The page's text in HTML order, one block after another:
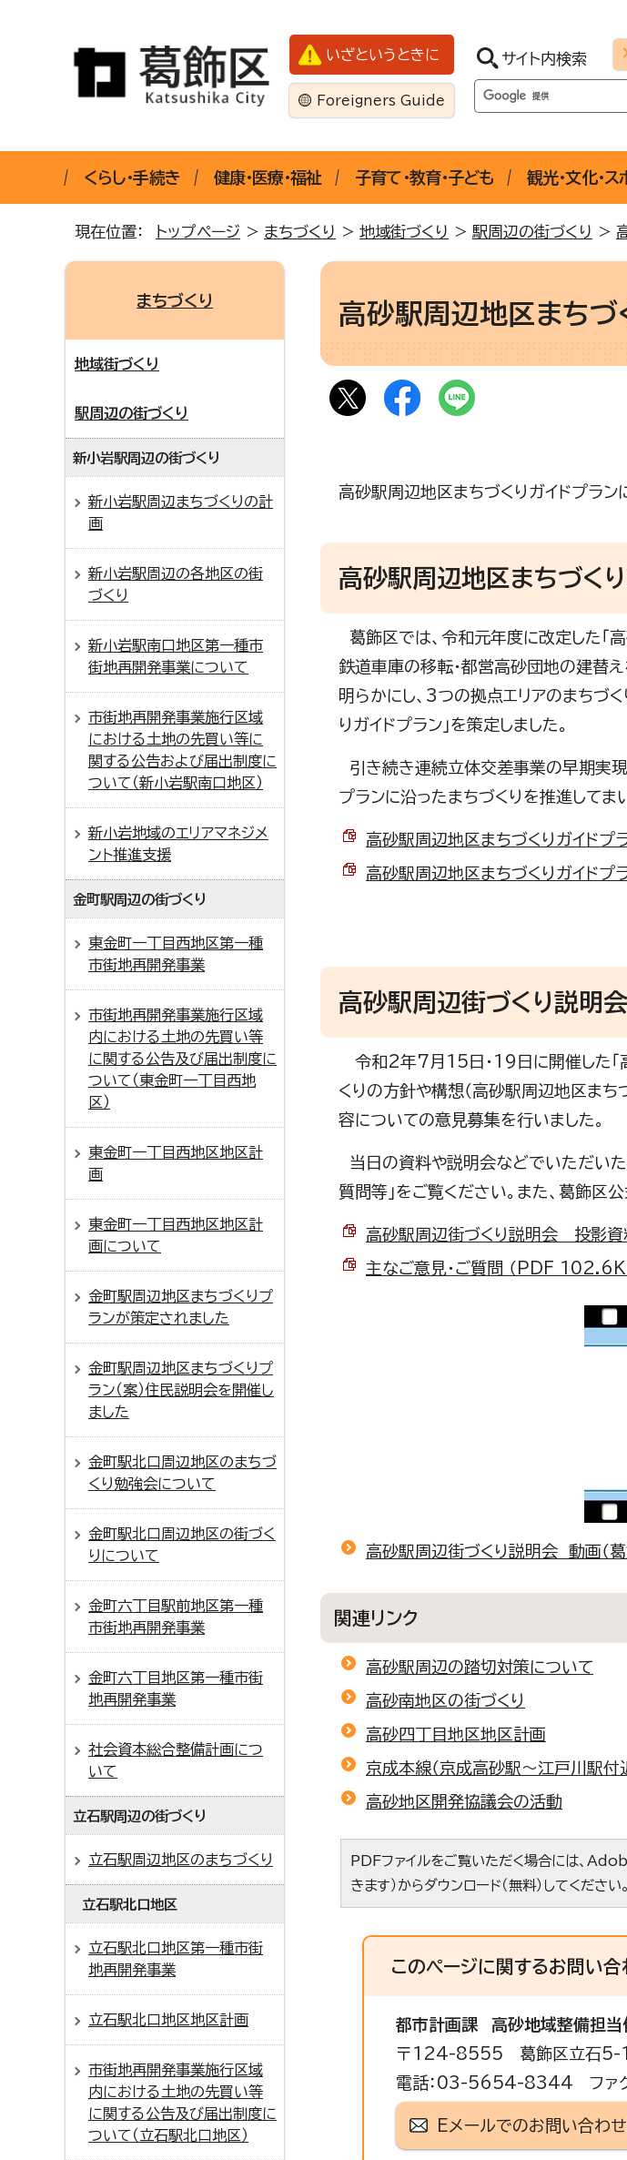
いざというときに
Foreigners Guide
サイト内検索
くらし・手続き 健康・医療・福祉 子育て・教育・子ども 観光・文化・ス
現在位置： トップページ > まちづくり > 地域街づくり > 駅周辺の街づくり >
高砂駅周辺地区まちづ
高砂駅周辺地区まちづくりガイドプラン
高砂駅周辺地区まちづく
葛飾区では、令和元年度に改定した「
鉄道車庫の移転・都営高砂団地の建替
明らかにし、3つの拠点エリアのまちづ
りガイドプラン」を策定しました。
引き続き連続立体交差事業の早期実現
プランに沿ったまちづくりを推進してま
高砂駅周辺地区まちづくりガイドプ
高砂駅周辺地区まちづくりガイドプ
高砂駅周辺街づくり説明会
令和2年7月15日・19日に開催した「
くりの方針や構想（高砂駅周辺地区まち
容についての意見募集を行いました。
当日の資料や説明会などでいただいた
質問等」をご覧ください。また、葛飾
高砂駅周辺街づくり説明会 投影資
主なご意見・ご質問 （PDF
高砂駅周辺街づくり説明会 動画（
関連リンク
高砂駅周辺の踏切対策について
高砂南地区の街づくり
高砂四丁目地区地区計画
京成本線（京成高砂駅～江戸川駅付
高砂地区開発協議会の活動
PDFファイルをご覧いただく場合には、
きます）からダウンロード（無料）してください。
このページに関するお問い合
都市計画課
高砂地域整備担当
〒124-8555 葛飾区立石
電話：03-5654-8344 ファ
Eメールでのお問い合わせ
まちづくり
地域街づくり
駅周辺の街づくり
新小岩駅周辺の街づくり
新小岩駅周辺まちづくりの計
画
新小岩駅周辺の各地区の街
づくり
新小岩駅南口地区第一種市
街地再開発事業について
市街地再開発事業施行区域
における土地の先買い等に
関する公告および届出制度に
ついて（新小岩駅南口地区）
新小岩地域のエリアマネジメ
ント推進支援
金町駅周辺の街づくり
東金町一丁目西地区第一種
市街地再開発事業
市街地再開発事業施行区域
内における土地の先買い等
に関する公告及び届出制度に
ついて（東金町一丁目西地
区）
東金町一丁目西地区地区計
画
東金町一丁目西地区地区計
画について
金町駅周辺地区まちづくりプ
ランが策定されました
金町駅周辺地区まちづくりプ
ラン（案）住民説明会を開催し
ました
金町駅北口周辺地区のまちづ
くり勉強会について
金町駅北口周辺地区の街づく
りについて
金町六丁目駅前地区第一種
市街地再開発事業
金町六丁目地区第一種市街
地再開発事業
社会資本総合整備計画につ
いて
立石駅周辺の街づくり
立石駅周辺地区のまちづくり
立石駅北口地区
立石駅北口地区第一種市街
地再開発事業
立石駅北口地区地区計画
市街地再開発事業施行区域
内における土地の先買い等
に関する公告及び届出制度に
ついて（立石駅北口地区）